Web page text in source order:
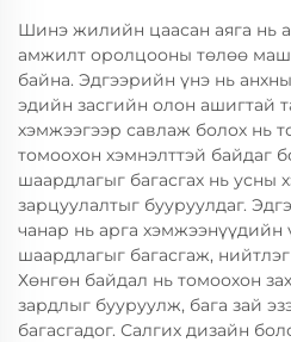
Шинэ жилийн цаасан аяга нь
амжилт оролцооны төлөө маш
байна. Эдгээрийн үнэ нь
эдийн засгийн олон ашигтай
хэмжээгээр савлаж болох нь
томоохон хэмнэлттэй байдаг
шаардлагыг багасгах нь усны
зарцуулалтыг бууруулдаг.
чанар нь арга хэмжээнүүдийн
шаардлагыг багасгаж,
Хөнгөн байдал нь томоохон
зардлыг бууруулж, бага зай
багасгадог. Салгих дизайн